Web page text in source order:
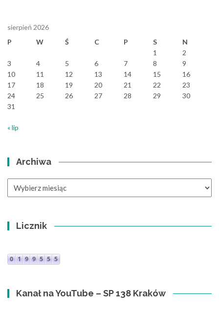
sierpień 2026
P
W Ś C P S
N
1
2
3
4 5 6 7 8
9
10
11 12 13 14 15
16
17
18 19 20 21 22
23
24
25 26 27 28 29
30
31
« lip
Archiwa
Licznik
Kanał na YouTube – SP 138 Kraków